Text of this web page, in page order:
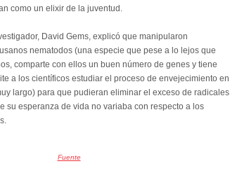
como un elixir de la juventud.
David Gems, explicó que manipularon
nematodos (una especie que pese a lo lejos que
comparte con ellos un buen número de genes y tiene
a los científicos estudiar el proceso de envejecimiento en
largo) para que pudieran eliminar el exceso de radicales
su esperanza de vida no variaba con respecto a los
Fuente